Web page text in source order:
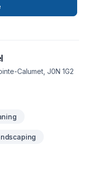
De l'installation
intérieure
à
dès maintenant
Calumet, J0N 1G2